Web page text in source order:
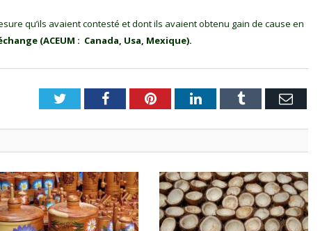
qu’ils avaient contesté et dont ils avaient obtenu gain de cause en
(ACEUM : Canada, Usa, Mexique).
TwitterFacebookPinterestLinkedInTumblr Email